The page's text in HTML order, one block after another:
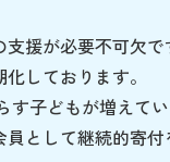
援が必要不可欠で
しております。
子どもが増えてい
として継続的寄付